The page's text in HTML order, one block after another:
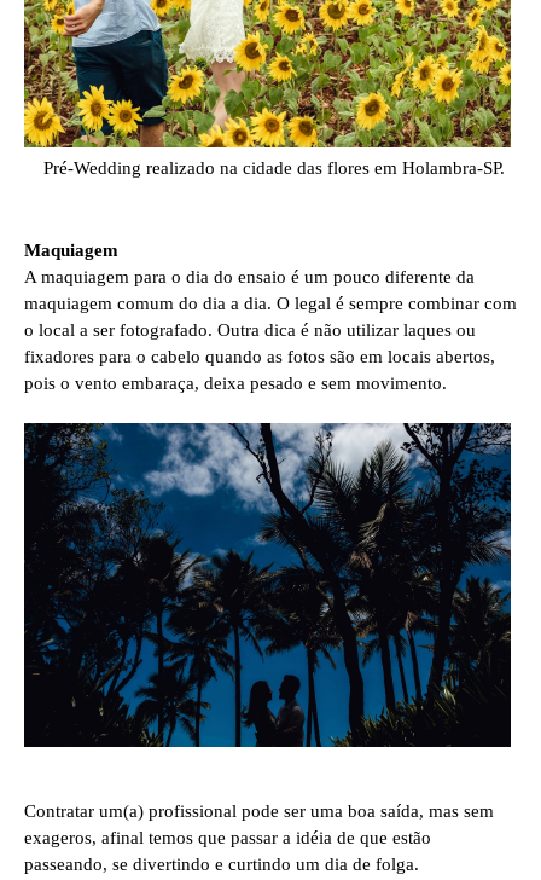
Pré-Wedding realizado na cidade das flores em Holambra-SP.
Maquiagem
A maquiagem para o dia do ensaio é um pouco diferente da
maquiagem comum do dia a dia. O legal é sempre combinar com
o local a ser fotografado. Outra dica é não utilizar laques ou
fixadores para o cabelo quando as fotos são em locais abertos,
pois o vento embaraça, deixa pesado e sem movimento.
Contratar um(a) profissional pode ser uma boa saída, mas sem
exageros, afinal temos que passar a idéia de que estão
passeando, se divertindo e curtindo um dia de folga.